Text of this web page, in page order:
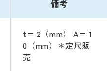
備考
t= 2（mm） A= 1
0（mm）＊定尺販
売